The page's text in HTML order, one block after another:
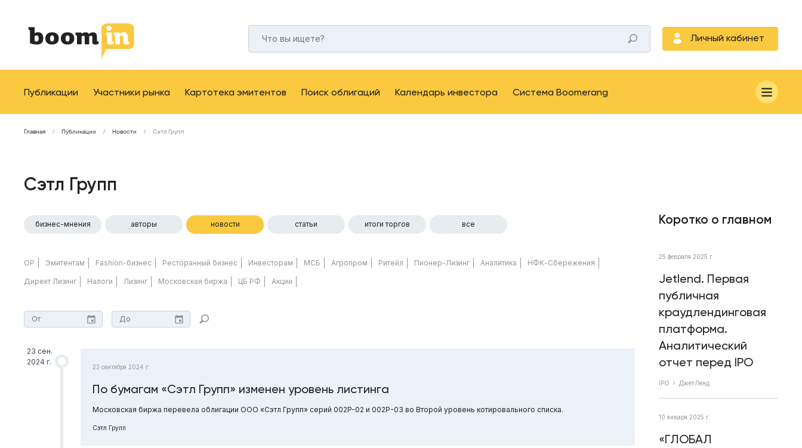
Личный кабинет
Публикации Участники рынка Картотека эмитентов Поиск облигаций Календарь инвестора Система Boomerang
Главная Публикации Новости Сэтл Групп
Сэтл Групп
бизнес-мнения авторы новости статьи итоги торгов все
ОР Эмитентам Fashion-бизнес Ресторанный бизнес Инвесторам МСБ Агропром Ритейл Пионер-Лизинг Аналитика НФК-Сбережения
Директ Лизинг Налоги Лизинг Московская биржа ЦБ РФ Акции
23 сен.
2024 г.
23 сентября 2024 г.
По бумагам «Сэтл Групп» изменен уровень листинга
Московская биржа перевела облигации ООО «Сэтл Групп» серий 002P-02 и 002Р-03 во Второй уровень котировального списка.
Сэтл Групп
Коротко о главном
25 февраля 2025 г.
Jetlend. Первая
публичная
краудлендинговая
платформа.
Аналитический
отчет перед IPO
IPO ДжетЛенд
10 января 2025 г.
«ГЛОБАЛ